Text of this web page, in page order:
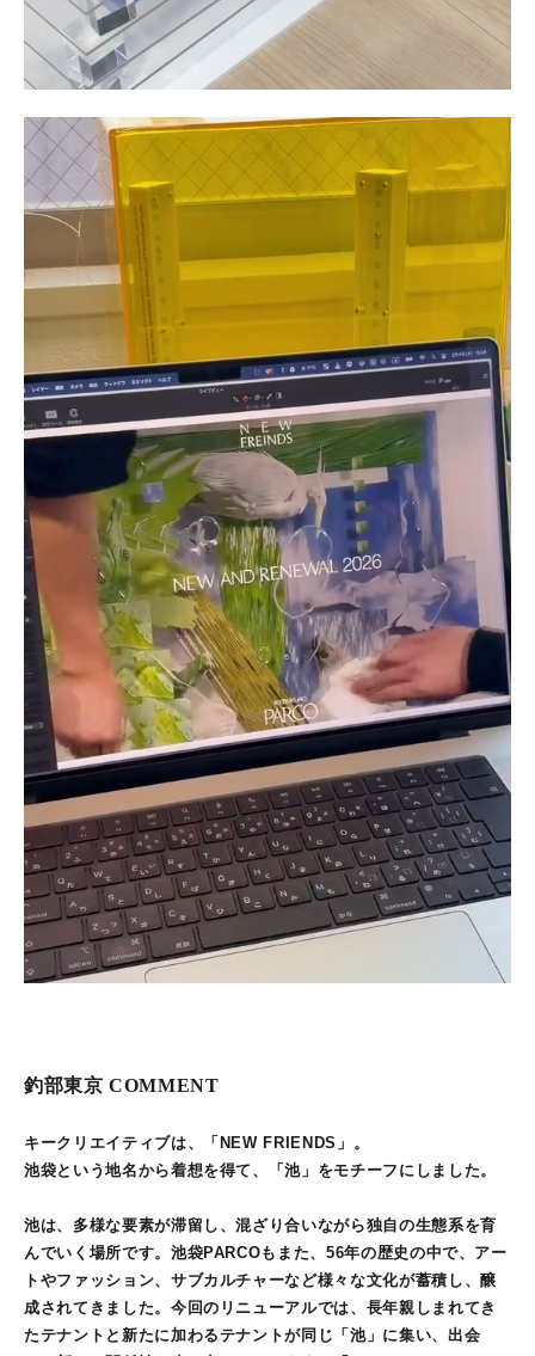
釣部東京 COMMENT
キークリエイティブは、「NEW FRIENDS」。
池袋という地名から着想を得て、「池」をモチーフにしました。
池は、多様な要素が滞留し、混ざり合いながら独自の生態系を育
んでいく場所です。池袋PARCOもまた、56年の歴史の中で、アー
トやファッション、サブカルチャーなど様々な文化が蓄積し、醸
成されてきました。今回のリニューアルでは、長年親しまれてき
たテナントと新たに加わるテナントが同じ「池」に集い、出会